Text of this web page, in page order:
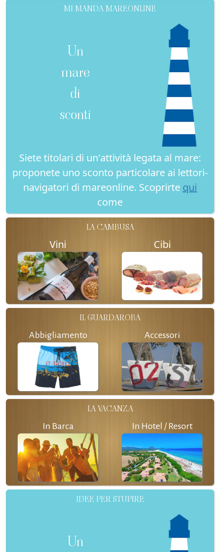
MI MANDA MAREONLINE
Un
mare
di
sconti
Siete titolari di un'attività legata al mare:
proponete uno sconto particolare ai lettori-
navigatori di mareonline. Scoprirte qui
come
LA CAMBUSA
Vini Cibi
IL GUARDAROBA
Abbigliamento Accessori
LA VACANZA
In Barca In Hotel / Resort
IDEE PER STUPIRE
Un